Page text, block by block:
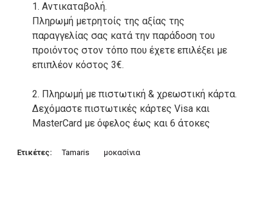
1. Αντικαταβολή.
Πληρωμή μετρητοίς της αξίας της
παραγγελίας σας κατά την παράδοση του
προιόντος στον τόπο που έχετε επιλέξει με
επιπλέον κόστος 3€.
2. Πληρωμή με πιστωτική & χρεωστική κάρτα.
Δεχόμαστε πιστωτικές κάρτες Visa και
MasterCard με όφελος έως και 6 άτοκες
μας κατάστημα πραγρατοποιούνται μέσα από
Ετικέτες: Tamaris μοκασίνια